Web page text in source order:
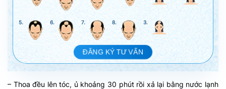
5. 6. 7. 8. 3.
ĐĂNG KÝ TƯ VẤN
– Thoa đều lên tóc, ủ khoảng 30 phút rồi xả lại bằng nước lạnh